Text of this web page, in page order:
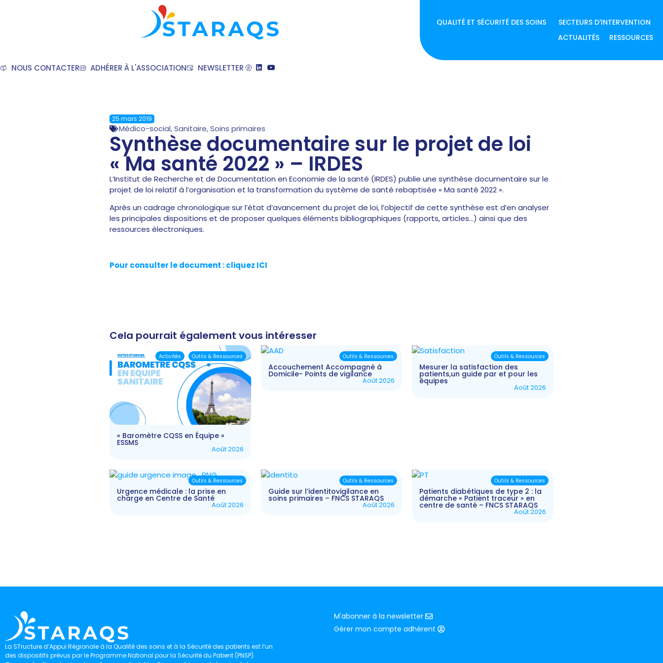
QUALITÉ ET SÉCURITÉ DES SOINS
SECTEURS D'INTERVENTION
ACTUALITÉS
RESSOURCES
NOUS CONTACTER ADHÉRER À L'ASSOCIATION NEWSLETTER
25 mars 2019
Médico-social,Sanitaire,Soins primaires
Synthèse documentaire sur le projet de loi
« Ma santé 2022 » – IRDES
L’Institut de Recherche et de Documentation en Economie de la santé (IRDES) publie une synthèse documentaire sur le
projet de loi relatif à l’organisation et la transformation du système de santé rebaptisée « Ma santé 2022 ».
Après un cadrage chronologique sur l’état d’avancement du projet de loi, l’objectif de cette synthèse est d’en analyser
les principales dispositions et de proposer quelques éléments bibliographiques (rapports, articles…) ainsi que des
ressources électroniques.
Pour consulter le document : cliquez ICI
Cela pourrait également vous intéresser
« Baromètre CQSS en Équipe »
ESSMS
Août 2026
Activités Outils & Ressources
Accouchement Accompagné à
Domicile- Points de vigilance
Août 2026
Outils & Ressources
Mesurer la satisfaction des
patients,un guide par et pour les
équipes
Août 2026
Outils & Ressources
Urgence médicale : la prise en
charge en Centre de Santé
Août 2026
Outils & Ressources
Guide sur l’identitovigilance en
soins primaires – FNCS STARAQS
Août 2026
Outils & Ressources
Patients diabétiques de type 2 : la
démarche « Patient traceur » en
centre de santé – FNCS STARAQS
Août 2026
Outils & Ressources
La STructure d’Appui Régionale à la Qualité des soins et à la Sécurité des patients est l’un
des dispositifs prévus par le Programme National pour la Sécurité du Patient (PNSP).
M'abonner à la newsletter
Gérer mon compte adhérent